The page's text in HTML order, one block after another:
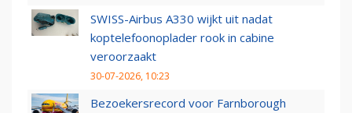
SWISS-Airbus A330 wijkt uit nadat
koptelefoonoplader rook in cabine
veroorzaakt
30-07-2026, 10:23
Bezoekersrecord voor Farnborough